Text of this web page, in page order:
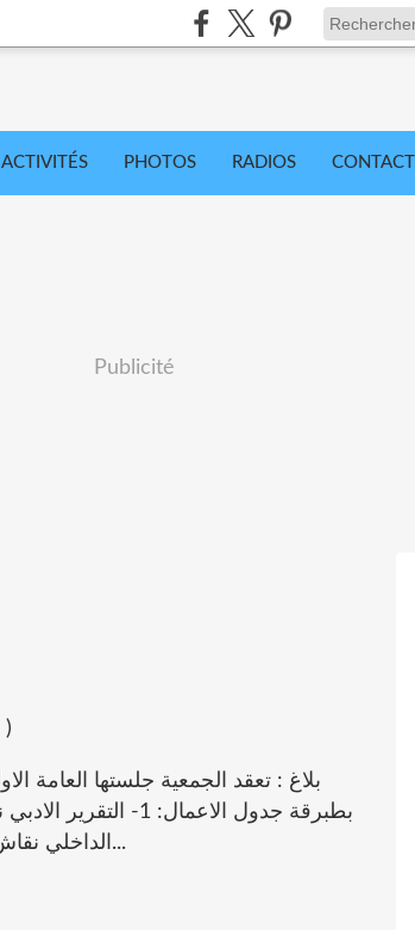
ACTIVITÉS PHOTOS RADIOS CONTACT
Publicité
)
الداخلي نقاش و مصادقة4- انتخاب الهيئة المديرة الجديدةالترشح لعصوية...